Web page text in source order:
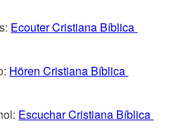
Ecouter Cristiana Bíblica
Hören Cristiana Bíblica
Escuchar Cristiana Bíblica